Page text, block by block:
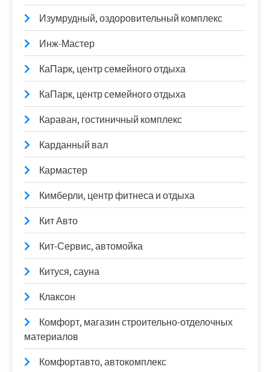
Изумрудный, оздоровительный комплекс
Инж-Мастер
КаПарк, центр семейного отдыха
КаПарк, центр семейного отдыха
Караван, гостиничный комплекс
Карданный вал
Кармастер
Кимберли, центр фитнеса и отдыха
Кит Авто
Кит-Сервис, автомойка
Китуся, сауна
Клаксон
Комфорт, магазин строительно-отделочных
материалов
Комфортавто, автокомплекс